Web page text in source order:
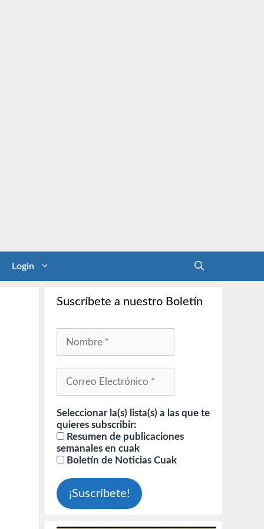
Login
Suscríbete a nuestro Boletín
Seleccionar la(s) lista(s) a las que te
quieres subscribir:
Resumen de publicaciones
semanales en cuak
Boletín de Noticias Cuak